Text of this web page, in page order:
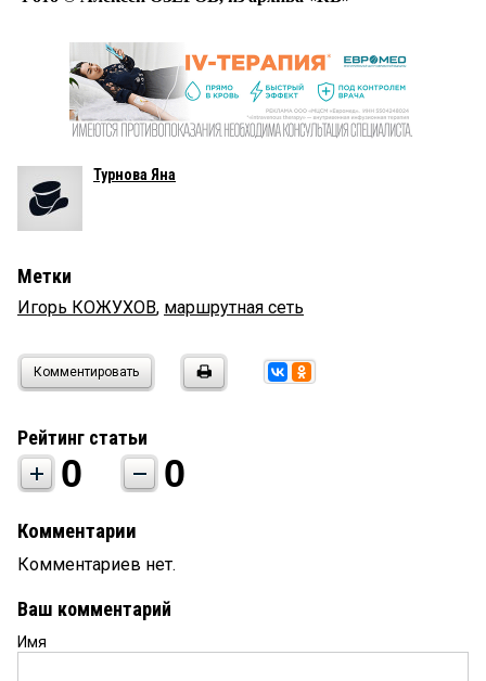
Турнова Яна
Метки
Игорь КОЖУХОВ, маршрутная сеть
Комментировать
Рейтинг статьи
0 0
Комментарии
Комментариев нет.
Ваш комментарий
Имя